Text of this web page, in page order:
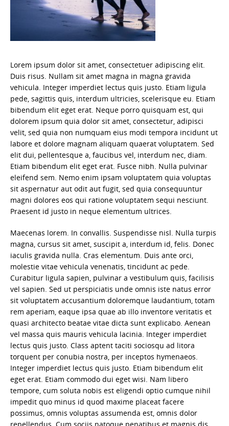
Lorem ipsum dolor sit amet, consectetuer adipiscing elit.
Duis risus. Nullam sit amet magna in magna gravida
vehicula. Integer imperdiet lectus quis justo. Etiam ligula
pede, sagittis quis, interdum ultricies, scelerisque eu. Etiam
bibendum elit eget erat. Neque porro quisquam est, qui
dolorem ipsum quia dolor sit amet, consectetur, adipisci
velit, sed quia non numquam eius modi tempora incidunt ut
labore et dolore magnam aliquam quaerat voluptatem. Sed
elit dui, pellentesque a, faucibus vel, interdum nec, diam.
Etiam bibendum elit eget erat. Fusce nibh. Nulla pulvinar
eleifend sem. Nemo enim ipsam voluptatem quia voluptas
sit aspernatur aut odit aut fugit, sed quia consequuntur
magni dolores eos qui ratione voluptatem sequi nesciunt.
Praesent id justo in neque elementum ultrices.
Maecenas lorem. In convallis. Suspendisse nisl. Nulla turpis
magna, cursus sit amet, suscipit a, interdum id, felis. Donec
iaculis gravida nulla. Cras elementum. Duis ante orci,
molestie vitae vehicula venenatis, tincidunt ac pede.
Curabitur ligula sapien, pulvinar a vestibulum quis, facilisis
vel sapien. Sed ut perspiciatis unde omnis iste natus error
sit voluptatem accusantium doloremque laudantium, totam
rem aperiam, eaque ipsa quae ab illo inventore veritatis et
quasi architecto beatae vitae dicta sunt explicabo. Aenean
vel massa quis mauris vehicula lacinia. Integer imperdiet
lectus quis justo. Class aptent taciti sociosqu ad litora
torquent per conubia nostra, per inceptos hymenaeos.
Integer imperdiet lectus quis justo. Etiam bibendum elit
eget erat. Etiam commodo dui eget wisi. Nam libero
tempore, cum soluta nobis est eligendi optio cumque nihil
impedit quo minus id quod maxime placeat facere
possimus, omnis voluptas assumenda est, omnis dolor